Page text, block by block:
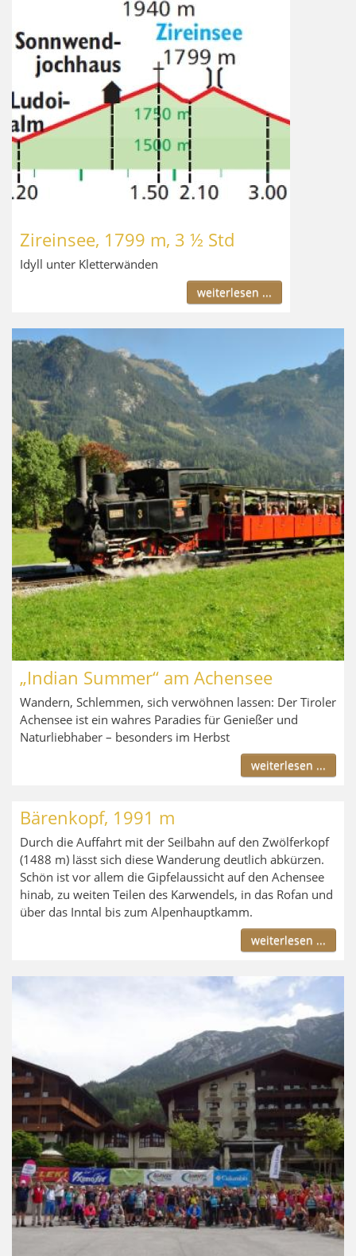
Zireinsee, 1799 m, 3 ½ Std
Idyll unter Kletterwänden
weiterlesen ...
„Indian Summer“ am Achensee
Wandern, Schlemmen, sich verwöhnen lassen: Der Tiroler
Achensee ist ein wahres Paradies für Genießer und
Naturliebhaber – besonders im Herbst
weiterlesen ...
Bärenkopf, 1991 m
Durch die Auffahrt mit der Seilbahn auf den Zwölferkopf
(1488 m) lässt sich diese Wanderung deutlich abkürzen.
Schön ist vor allem die Gipfelaussicht auf den Achensee
hinab, zu weiten Teilen des Karwendels, in das Rofan und
über das Inntal bis zum Alpenhauptkamm.
weiterlesen ...